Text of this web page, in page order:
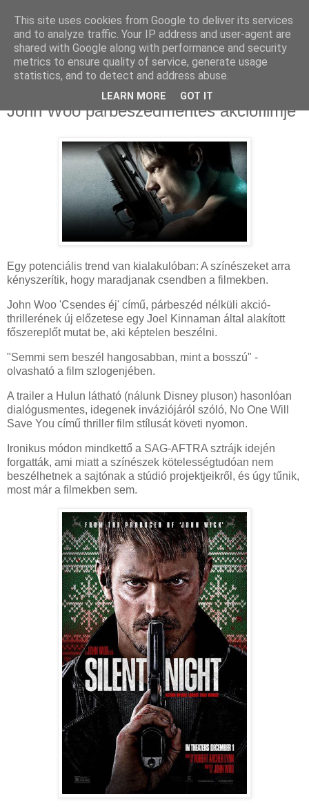
2023. október 4., szerda
Silent Night - Karácsony előtt debütál
John Woo párbeszédmentes akciófilmje
Egy potenciális trend van kialakulóban: A színészeket arra
kényszerítik, hogy maradjanak csendben a filmekben.
John Woo 'Csendes éj' című, párbeszéd nélküli akció-
thrillerének új előzetese egy Joel Kinnaman által alakított
főszereplőt mutat be, aki képtelen beszélni.
"Semmi sem beszél hangosabban, mint a bosszú" -
olvasható a film szlogenjében.
A trailer a Hulun látható (nálunk Disney pluson) hasonlóan
dialógusmentes, idegenek inváziójáról szóló, No One Will
Save You című thriller film stílusát követi nyomon.
Ironikus módon mindkettő a SAG-AFTRA sztrájk idején
forgatták, ami miatt a színészek kötelességtudóan nem
beszélhetnek a sajtónak a stúdió projektjeikről, és úgy tűnik,
most már a filmekben sem.
This site uses cookies from Google to deliver its services
and to analyze traffic. Your IP address and user-agent are
shared with Google along with performance and security
metrics to ensure quality of service, generate usage
statistics, and to detect and address abuse.
LEARN MORE GOT IT